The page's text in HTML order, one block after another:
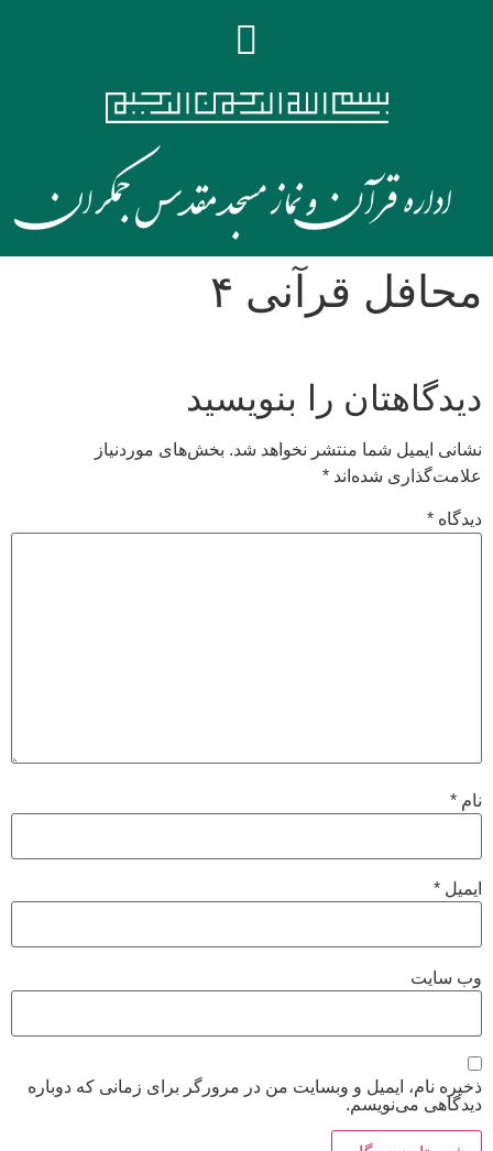
محافل قرآنی ۴
دیدگاهتان را بنویسید
نشانی ایمیل شما منتشر نخواهد شد. بخش‌های موردنیاز
علامت‌گذاری شده‌اند *
دیدگاه *
نام *
ایمیل *
وب‌ سایت
ذخیره نام، ایمیل و وبسایت من در مرورگر برای زمانی که دوباره
دیدگاهی می‌نویسم.